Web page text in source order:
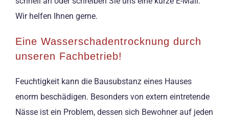
Wir helfen Ihnen gerne.
Eine Wasserschadentrocknung durch
unseren Fachbetrieb!
Feuchtigkeit kann die Bausubstanz eines Hauses
enorm beschädigen. Besonders von extern eintretende
Nässe ist ein Problem, dessen sich Bewohner auf jeden